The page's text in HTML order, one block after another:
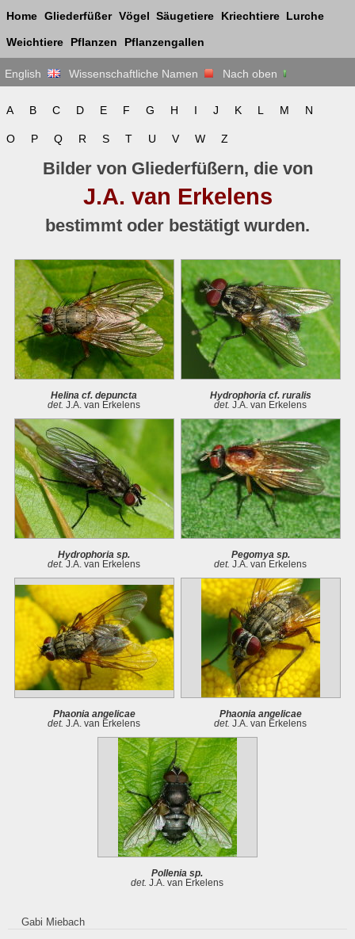
Home Gliederfüßer Vögel Säugetiere Kriechtiere Lurche
Weichtiere Pflanzen Pflanzengallen
English Wissenschaftliche Namen Nach oben
A B C D E F G H I J K L M N
O P Q R S T U V W Z
Bilder von Gliederfüßern, die von
J.A. van Erkelens
bestimmt oder bestätigt wurden.
Helina cf. depuncta
det. J.A. van Erkelens
Hydrophoria cf. ruralis
det. J.A. van Erkelens
Hydrophoria sp.
det. J.A. van Erkelens
Pegomya sp.
det. J.A. van Erkelens
Phaonia angelicae
det. J.A. van Erkelens
Phaonia angelicae
det. J.A. van Erkelens
Pollenia sp.
det. J.A. van Erkelens
Gabi Miebach